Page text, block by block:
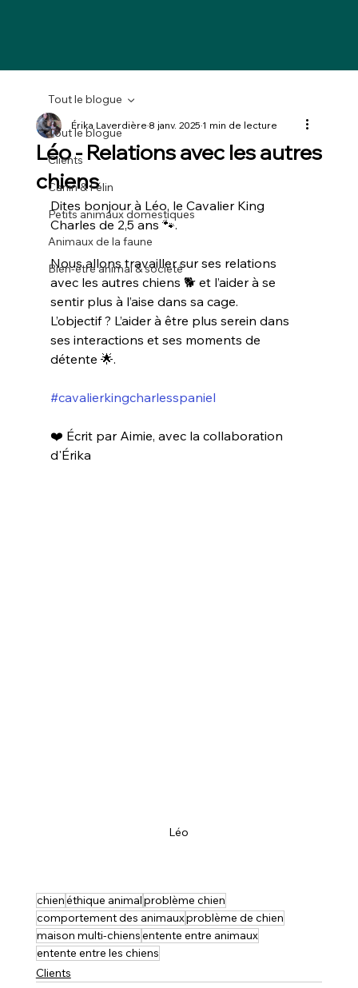
Tout le blogue
Clients
Canin & Félin
Petits animaux domestiques
Animaux de la faune
Bien-être animal & société
Tout le blogue
Léo - Relations avec les autres
chiens
Érika Laverdière8 janv. 20251 min de lecture
Dites bonjour à Léo, le Cavalier King
Charles de 2,5 ans 🐾.
Nous allons travailler sur ses relations
avec les autres chiens 🐕 et l’aider à se
sentir plus à l’aise dans sa cage.
L’objectif ? L’aider à être plus serein dans
ses interactions et ses moments de
détente 🌟.
#cavalierkingcharlesspaniel
❤️ Écrit par Aimie, avec la collaboration
d'Érika
Léo
chienéthique animalproblème chien
comportement des animauxproblème de chien
maison multi-chiensentente entre animaux
entente entre les chiens
Clients